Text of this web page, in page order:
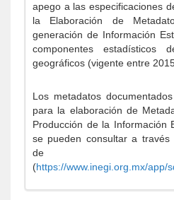
apego a las especificaciones
la Elaboración de
generación de Información
componentes estadísticos
geográficos (vigente entre
Los metadatos
para la elaboración de
Producción de la Información
se pueden consultar a través
de
(https://www.inegi.org.mx/app/